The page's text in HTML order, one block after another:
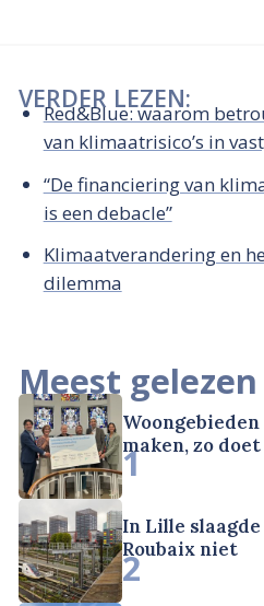
VERDER LEZEN:
Red&Blue: waarom
van klimaatrisico’s in
“De financiering van
is een debacle”
Klimaatverandering en
dilemma
Meest gelezen
maken, zo
1
In Lille
Roubaix niet
2